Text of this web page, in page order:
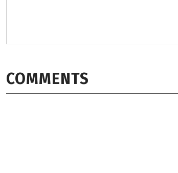
COMMENTS